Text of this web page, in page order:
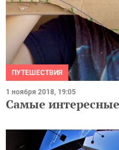
ПУТЕШЕСТВИЯ
1 ноября 2018, 19:05
Самые